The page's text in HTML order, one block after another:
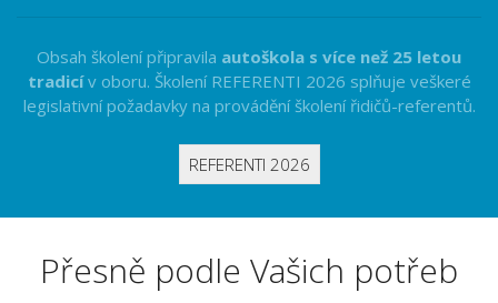
Obsah školení připravila autoškola s více než 25 letou
tradicív oboru. Školení REFERENTI 2026 splňuje veškeré
legislativní požadavky na provádění školení řidičů-referentů.
REFERENTI 2026
Přesně podle Vašich potřeb